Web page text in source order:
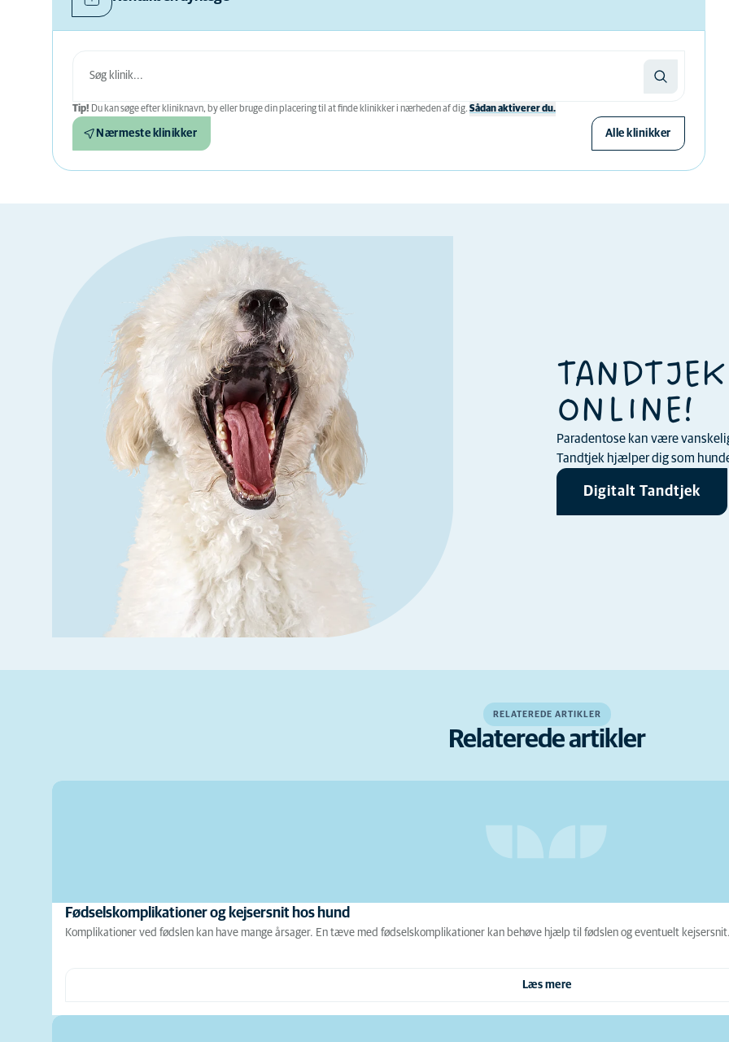
Tip! Du kan søge efter kliniknavn, by eller bruge din placering til at finde klinikker i nærheden af ​​dig. Sådan aktiverer du.
Nærmeste klinikker Alle klinikker
ONLINE!
Paradentose kan være
Tandtjek hjælper dig som
Digitalt Tandtjek
RELATEREDE ARTIKLER
Relaterede artikler
Fødselskomplikationer og kejsersnit hos hund
Komplikationer ved fødslen kan have mange årsager. En tæve med fødselskomplikationer kan behøve hjælp til fødslen og eventuelt
Læs mere